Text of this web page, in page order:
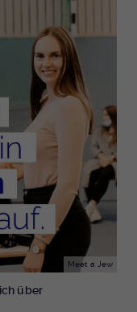
Meet a Jew
über
Betrieb der
Cookies wird
der Sitzung
Monat.
der Cookie Opt-In
Nummer